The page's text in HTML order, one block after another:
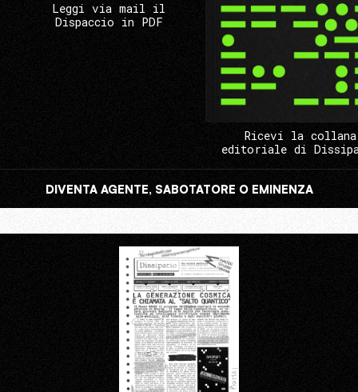
Leggi via mail il
Dispaccio in PDF
Ricevi la collana
editoriale di
DIVENTA AGENTE, SABOTATORE O EMINENZA